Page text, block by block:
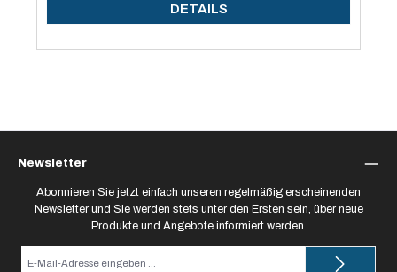
DETAILS
Newsletter
Abonnieren Sie jetzt einfach unseren regelmäßig erscheinenden
Newsletter und Sie werden stets unter den Ersten sein, über neue
Produkte und Angebote informiert werden.